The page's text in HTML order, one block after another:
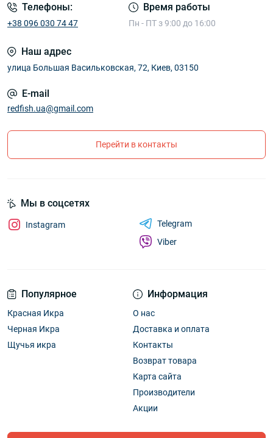
Телефоны:
+38 096 030 74 47
Время работы
Пн - ПТ з 9:00 до 16:00
Наш адрес
улица Большая Васильковская, 72, Киев, 03150
E-mail
redfish.ua@gmail.com
Перейти в контакты
Популярное
Красная Икра
Черная Икра
Щучья икра
Информация
О нас
Доставка и оплата
Контакты
Возврат товара
Карта сайта
Производители
Акции
Мы в соцсетях
Instagram
Telegram
Viber